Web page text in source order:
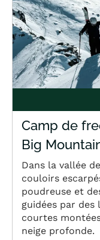
Camp de
Big
Dans la vallée
couloirs
poudreuse et
guidées par des
courtes
neige profonde.